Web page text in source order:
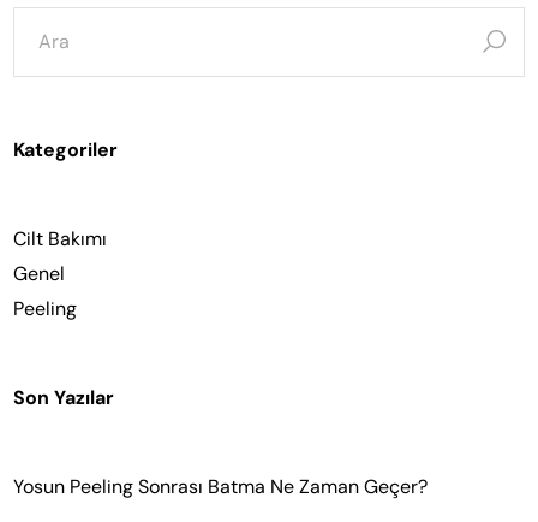
şunun
için
ara:
Kategoriler
Cilt Bakımı
Genel
Peeling
Son Yazılar
Yosun Peeling Sonrası Batma Ne Zaman Geçer?